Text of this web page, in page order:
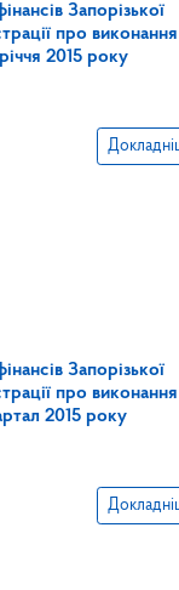
Запорізької
про виконання
2015 року
Запорізької
про виконання
2015 року